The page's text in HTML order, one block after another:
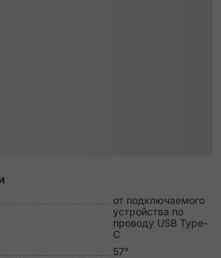
от подключаемого
устройства по
проводу USB Type-
C
57°